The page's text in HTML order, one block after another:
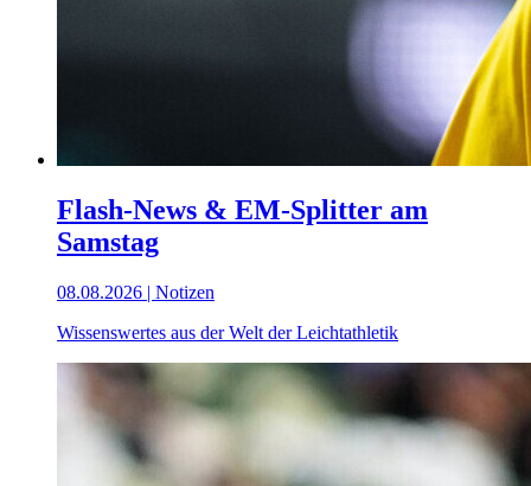
Flash-News & EM-Splitter am
Samstag
08.08.2026 | Notizen
Wissenswertes aus der Welt der Leichtathletik